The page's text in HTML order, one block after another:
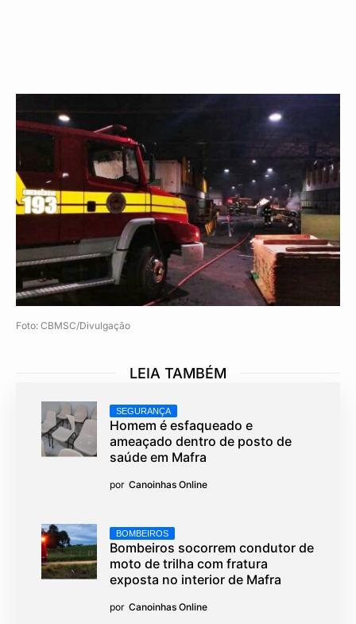
Foto: CBMSC/Divulgação
LEIA TAMBÉM
SEGURANÇA
Homem é esfaqueado e
ameaçado dentro de posto de
saúde em Mafra
por Canoinhas Online
BOMBEIROS
Bombeiros socorrem condutor de
moto de trilha com fratura
exposta no interior de Mafra
por Canoinhas Online